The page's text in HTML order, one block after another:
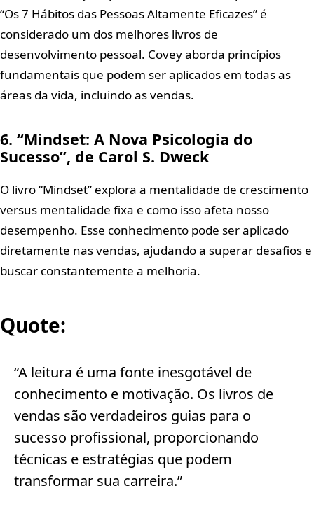
“Os 7 Hábitos das Pessoas Altamente Eficazes” é
considerado um dos melhores livros de
desenvolvimento pessoal. Covey aborda princípios
fundamentais que podem ser aplicados em todas as
áreas da vida, incluindo as vendas.
6. “Mindset: A Nova Psicologia do
Sucesso”, de Carol S. Dweck
O livro “Mindset” explora a mentalidade de crescimento
versus mentalidade fixa e como isso afeta nosso
desempenho. Esse conhecimento pode ser aplicado
diretamente nas vendas, ajudando a superar desafios e
buscar constantemente a melhoria.
Quote:
“A leitura é uma fonte inesgotável de
conhecimento e motivação. Os livros de
vendas são verdadeiros guias para o
sucesso profissional, proporcionando
técnicas e estratégias que podem
transformar sua carreira.”